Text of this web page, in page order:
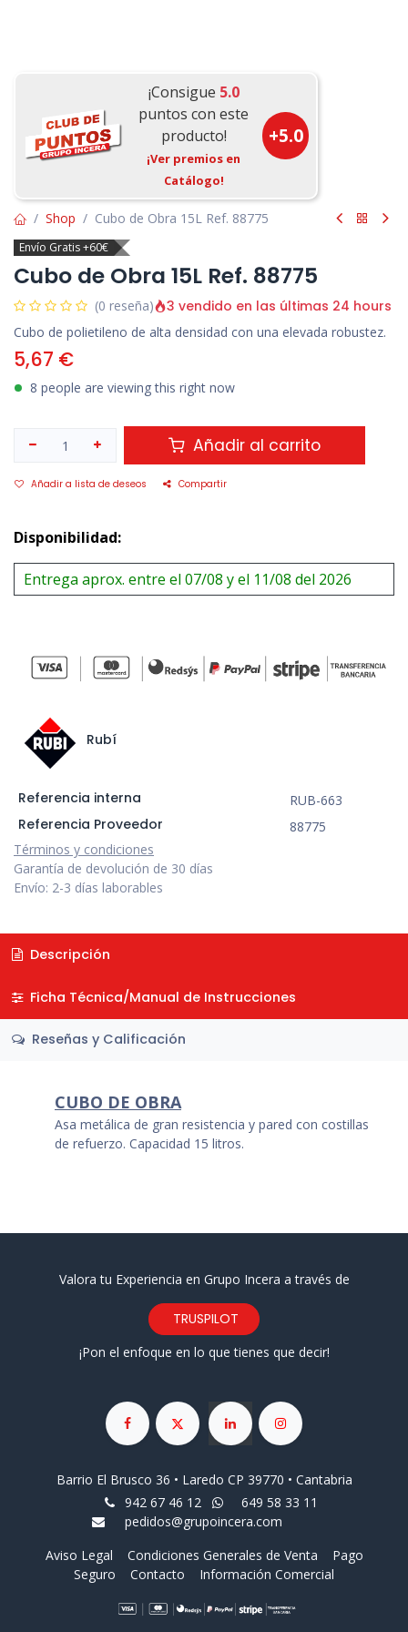
¡Consigue 5.0
puntos con este
producto!
¡Ver premios en
Catálogo!
+5.0
Shop Cubo de Obra 15L Ref. 88775
Envío Gratis +60€
Cubo de Obra 15L Ref. 88775
(0 reseña) 3 vendido en las últimas 24 hours
Cubo de polietileno de alta densidad con una elevada robustez.
5,67 €
8 people are viewing this right now
Añadir al carrito
Añadir a lista de deseos Compartir
Disponibilidad:
Entrega aprox. entre el 07/08 y el 11/08 del 2026
Rubí
Referencia interna RUB-663
Referencia Proveedor
88775
Términos y condiciones
Garantía de devolución de 30 días
Envío: 2-3 días laborables
Descripción
Ficha Técnica/Manual de Instrucciones
Reseñas y Calificación
CUBO DE OBRA
Asa metálica de gran resistencia y pared con costillas
de refuerzo. Capacidad 15 litros.
Valora tu Experiencia en Grupo Incera a través de
TRUSPILOT
¡Pon el enfoque en lo que tienes que decir!
Barrio El Brusco 36 • Laredo CP 39770 • Cantabria
942 67 46 12
649 58 33 11
pedidos@grupoincera.com
Aviso Legal
Condiciones Generales de Venta
Pago
Seguro
Contacto Información Comercial